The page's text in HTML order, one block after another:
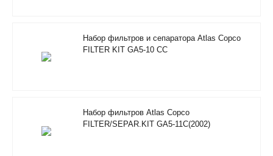
Набор фильтров и сепаратора Atlas Copco
FILTER KIT GA5-10 CC
Набор фильтров Atlas Copco
FILTER/SEPAR.KIT GA5-11C(2002)